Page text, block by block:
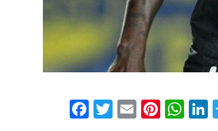
Facebook
Twitter
Email